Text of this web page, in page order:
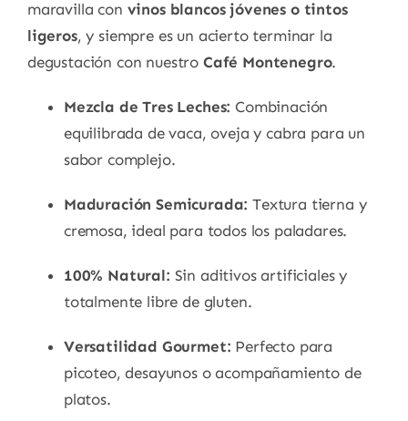
maravilla con vinos blancos jóvenes o tintos
ligeros, y siempre es un acierto terminar la
degustación con nuestro Café Montenegro.
Mezcla de Tres Leches: Combinación
equilibrada de vaca, oveja y cabra para un
sabor complejo.
Maduración Semicurada: Textura tierna y
cremosa, ideal para todos los paladares.
100% Natural: Sin aditivos artificiales y
totalmente libre de gluten.
Versatilidad Gourmet: Perfecto para
picoteo, desayunos o acompañamiento de
platos.